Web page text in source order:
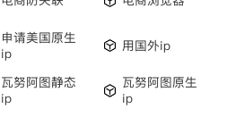
申请美国原生
ip
用国外ip
瓦努阿图静态
ip
瓦努阿图原生
ip